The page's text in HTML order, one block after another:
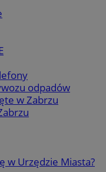
odpadów
w Zabrzu
w Urzędzie Miasta?